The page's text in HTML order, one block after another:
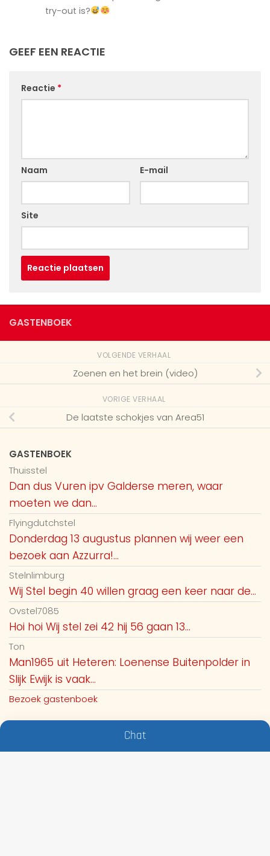
try-out is?
GEEF EEN REACTIE
Reactie *
Naam E-mail
Site
GASTENBOEK
VOLGENDE VERHAAL
Zoenen en het brein (video)
VORIGE VERHAAL
De laatste schokjes van Area51
GASTENBOEK
Thuisstel
Dan dus Vuren ipv Galderse meren, waar
moeten we dan...
Flyingdutchstel
Donderdag 13 augustus plannen wij weer een
bezoek aan Azzurra!...
Stelnlimburg
Wij Stel begin 40 willen graag een keer naar de...
Ovstel7085
Hoi hoi Wij stel zei 42 hij 56 gaan 13...
Ton
Man1965 uit Heteren: Loenense Buitenpolder in
Slijk Ewijk is vaak...
Bezoek gastenboek
Chat